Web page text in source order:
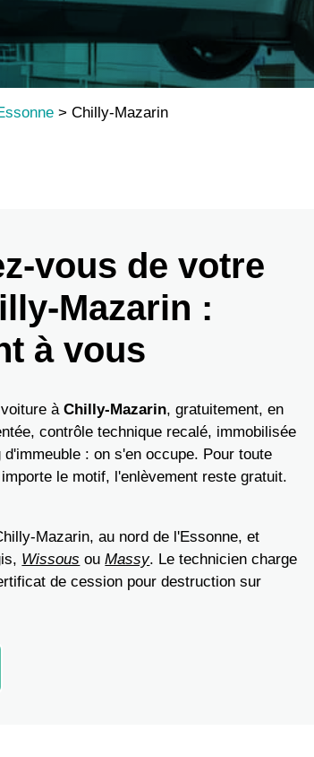
>Chilly-Mazarin
vous de votre
Mazarin :
à vous
voiture àChilly-Mazarin, gratuitement, en
contrôle technique recalé, immobilisée
: on s'en occupe. Pour toute
le motif, l'enlèvement reste gratuit.
Mazarin, au nord de l'Essonne, et
Wissous ouMassy. Le technicien charge
de cession pour destruction sur